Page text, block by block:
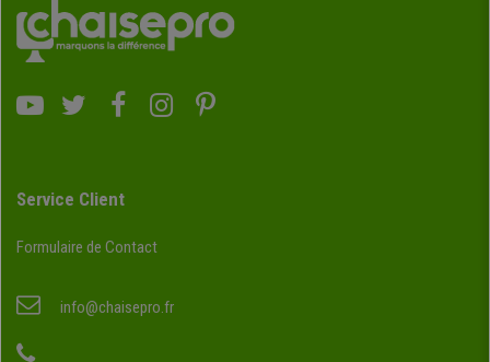
Service Client
Formulaire de Contact
info@chaisepro.fr